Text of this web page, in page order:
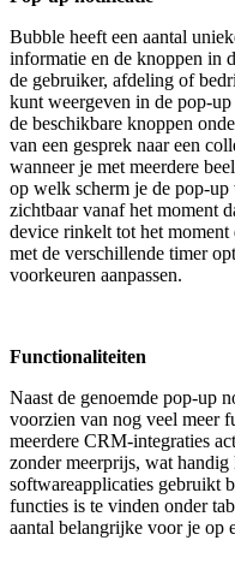
Bubble heeft een aantal
informatie en de knoppen in
de gebruiker, afdeling of
kunt weergeven in de pop-
de beschikbare knoppen
van een gesprek naar een
wanneer je met meerdere
op welk scherm je de pop-
zichtbaar vanaf het moment
device rinkelt tot het
met de verschillende timer
voorkeuren aanpassen.
Functionaliteiten
Naast de genoemde pop-up
voorzien van nog veel meer
meerdere CRM-integraties
zonder meerprijs, wat handig
softwareapplicaties gebruikt
functies is te vinden onder tab
aantal belangrijke voor je op